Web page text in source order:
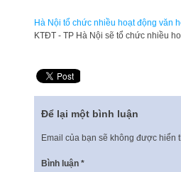
Hà Nội tổ chức nhiều hoạt động văn
​KTĐT - TP Hà Nội sẽ tổ chức nhiều
Để lại một bình luận
Email của bạn sẽ không được hiển
Bình luận *